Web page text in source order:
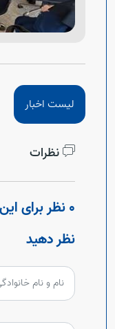
لیست اخبار
نظرات
0 نظر برای این مطلب وجود دارد
نظر دهید